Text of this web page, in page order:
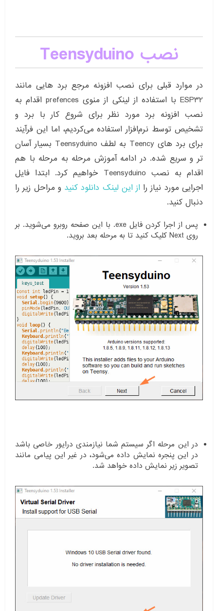
نصب Teensyduino
در موارد قبلی برای نصب افزونه مرجع برد هایی مانند
ESP32 با استفاده از لینکی از منوی prefences اقدام به
نصب افزونه برد مورد نظر برای شروع کار با برد و
تشخیص توسط نرم‌افزار استفاده می‌کردیم، اما این فرآیند
برای برد های Teency به لطف Teensyduino بسیار آسان
تر و سریع شده. در ادامه آموزش مرحله به مرحله با هم
اقدام به نصب Teensyduino خواهیم کرد. ابتدا فایل
اجرایی مورد نیاز رااز این لینک دانلود کنید و مراحل زیر را
دنبال کنید.
پس از اجرا کردن فایل exe. با این صفحه روبرو می‌شوید. بر
روی Next کلیک کنید تا به مرحله بعد بروید.
در این مرحله اگر سیستم شما نیازمندی درایور خاصی باشد
در این پنجره نمایش داده می‌شود، در غیر این پیامی مانند
تصویر زیر نمایش داده خواهد شد.